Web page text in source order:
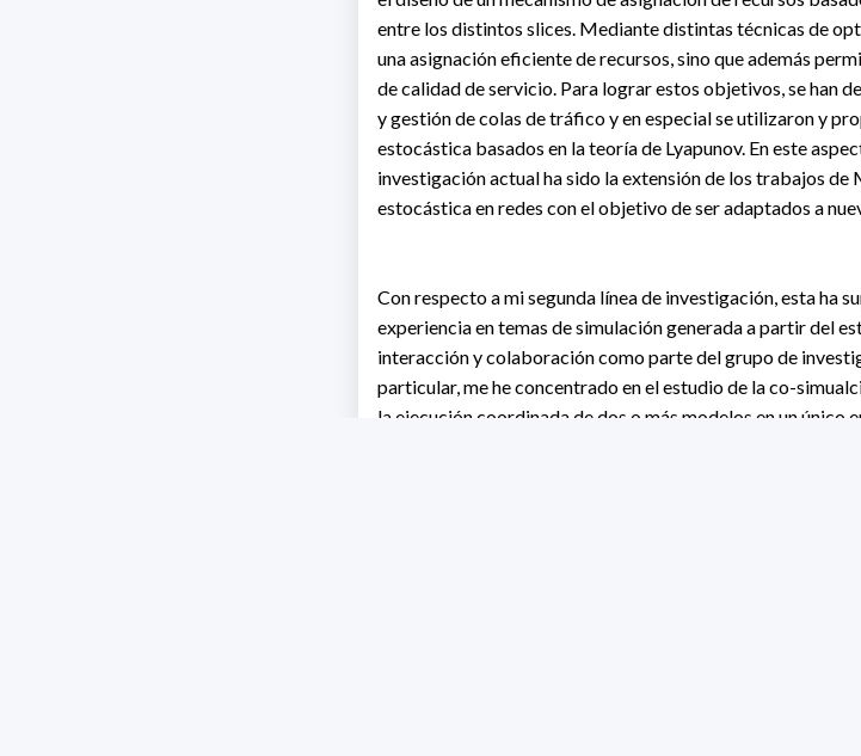
entre los distintos slices. Mediante distintas técnicas de
una asignación eficiente de recursos, sino que además
de calidad de servicio. Para lograr estos objetivos, se han
y gestión de colas de tráfico y en especial se utilizaron y
estocástica basados en la teoría de Lyapunov. En este
investigación actual ha sido la extensión de los trabajos
estocástica en redes con el objetivo de ser adaptados a
Con respecto a mi segunda línea de investigación, esta ha
experiencia en temas de simulación generada a partir del
interacción y colaboración como parte del grupo de
particular, me he concentrado en el estudio de la co-
la ejecución coordinada de dos o más modelos en un único